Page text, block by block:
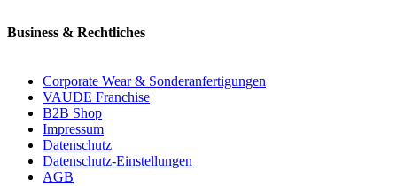
Business & Rechtliches
Corporate Wear & Sonderanfertigungen
VAUDE Franchise
B2B Shop
Impressum
Datenschutz
Datenschutz-Einstellungen
AGB